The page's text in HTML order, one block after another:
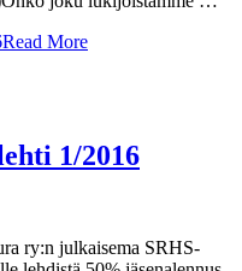
Read More
1/2016
ry:n julkaisema SRHS-